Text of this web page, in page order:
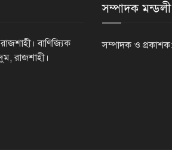
বাণিজ্যিক
রাজশাহী।
সম্পাদক মন্ডলী
সম্পাদক ও